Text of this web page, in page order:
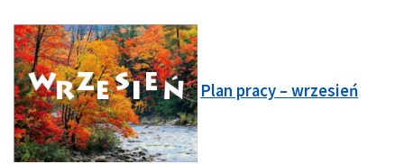
Plan pracy – wrzesień